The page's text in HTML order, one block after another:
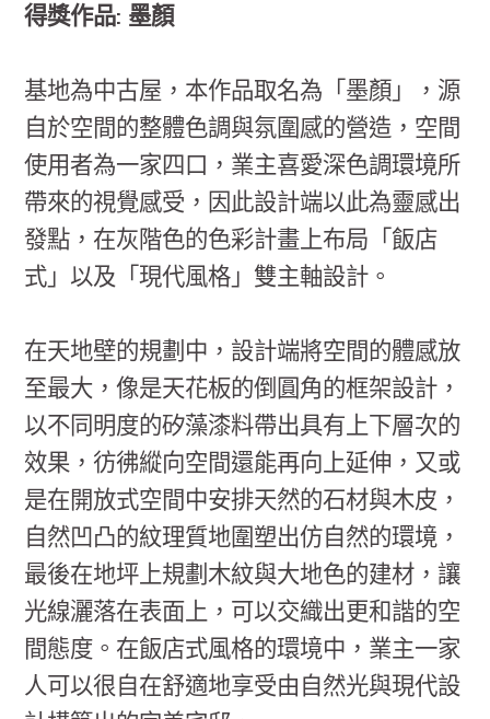
得獎作品: 墨顏
基地為中古屋，本作品取名為「墨顏」，源
自於空間的整體色調與氛圍感的營造，空間
使用者為一家四口，業主喜愛深色調環境所
帶來的視覺感受，因此設計端以此為靈感出
發點，在灰階色的色彩計畫上布局「飯店
式」以及「現代風格」雙主軸設計。
在天地壁的規劃中，設計端將空間的體感放
至最大，像是天花板的倒圓角的框架設計，
以不同明度的矽藻漆料帶出具有上下層次的
效果，彷彿縱向空間還能再向上延伸，又或
是在開放式空間中安排天然的石材與木皮，
自然凹凸的紋理質地圍塑出仿自然的環境，
最後在地坪上規劃木紋與大地色的建材，讓
光線灑落在表面上，可以交織出更和諧的空
間態度。在飯店式風格的環境中，業主一家
人可以很自在舒適地享受由自然光與現代設